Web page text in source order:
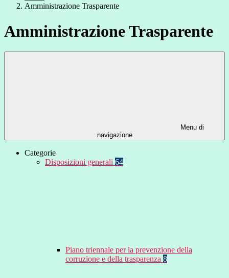
Amministrazione Trasparente
Amministrazione Trasparente
Menu di
navigazione
Categorie
Disposizioni generali 64
Piano triennale per la prevenzione della
corruzione e della trasparenza 8